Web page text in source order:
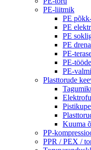
PE-liitmik
PE
PE
PE
PE
PE-
PE-
PE-
Plasttorude
Kuuma
PP-
PPR / PEX /